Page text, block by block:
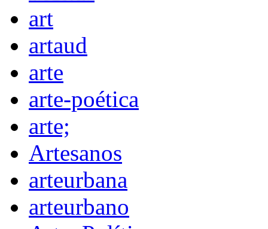
art
artaud
arte
arte-poética
arte;
Artesanos
arteurbana
arteurbano